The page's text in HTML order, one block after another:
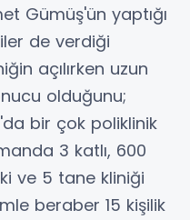
Gümüş'ün yaptığı
de verdiği
açılırken uzun
olduğunu;
bir çok poliklinik
3 katlı, 600
ve 5 tane kliniği
beraber 15 kişilik